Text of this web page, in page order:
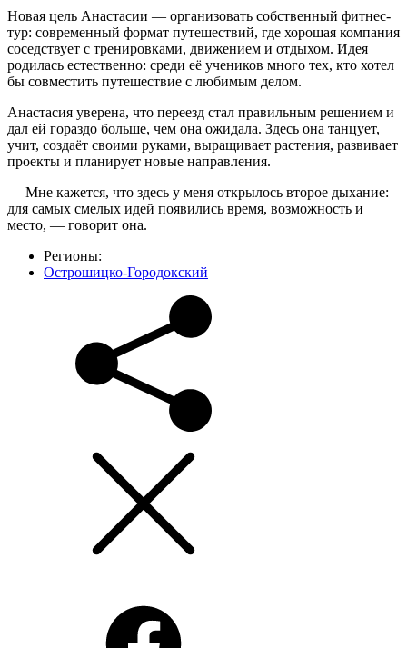
Новая цель Анастасии — организовать собственный фитнес-
тур: современный формат путешествий, где хорошая компания
соседствует с тренировками, движением и отдыхом. Идея
родилась естественно: среди её учеников много тех, кто хотел
бы совместить путешествие с любимым делом.
Анастасия уверена, что переезд стал правильным решением и
дал ей гораздо больше, чем она ожидала. Здесь она танцует,
учит, создаёт своими руками, выращивает растения, развивает
проекты и планирует новые направления.
— Мне кажется, что здесь у меня открылось второе дыхание:
для самых смелых идей появились время, возможность и
место, — говорит она.
Регионы:
Острошицко-Городокский